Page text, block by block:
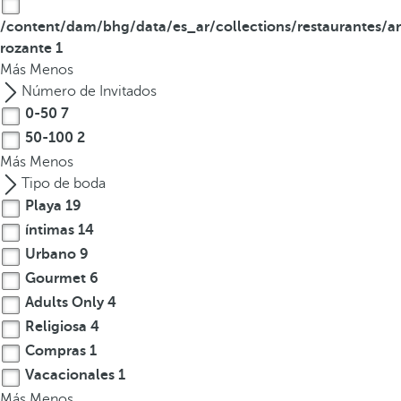
/content/dam/bhg/data/es_ar/collections/restaurantes/ar
rozante 1
Más Menos
Número de Invitados
0-50 7
50-100 2
Más Menos
Tipo de boda
Playa 19
íntimas 14
Urbano 9
Gourmet 6
Adults Only4
Religiosa 4
Compras 1
Vacacionales 1